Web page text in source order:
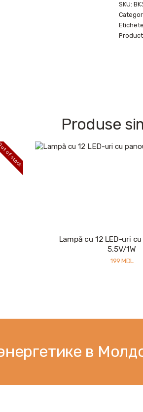
SKU:
Product
Produse
of stock
Lampă cu 12 LED-uri
5.5V/1W
199MDL
в